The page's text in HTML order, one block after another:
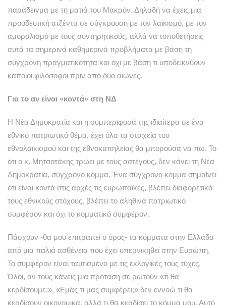
παράδειγμα με τη ματιά του Μακρόν. Δηλαδή να έχεις μια
προοδευτική ατζέντα σε σύγκρουση με τον λαϊκισμό, με τον
αμοραλισμό με τους συντηρητικούς, αλλά να τοποθετήσεις
αυτά τα σημερινά καθημερινά προβλήματα με βάση τη
σύγχρονη πραγματικότητα και όχι με βάση τι υποδεικνύουν
κάποιοι φιλόσοφοι πριν από δύο αιώνες.
Για το αν είναι «κοντά» στη ΝΔ
Η Νέα Δημοκρατία και η συμπεριφορά της ιδιαίτερα σε ένα
εθνικό πατριωτικό θέμα, έχει όλα τα στοιχεία του
εθνολαϊκισμού και της εθνοκαπηλείας θα μπορούσα να πω. Το
ότι ο κ. Μητσοτάκης τρώει με τους αστέγους, δεν κάνει τη Νέα
Δημοκρατία, σύγχρονο κόμμα. Ένα σύγχρονο κόμμα σημαίνει
ότι είναι κοντά στις αρχές τις ευρωπαϊκές, βλέπει διαφορετικά
τους εθνικούς στόχους, βλέπει το αληθινά πατριωτικό
συμφέρον και όχι το κομματικό συμφέρον.
Πάσχουν -θα μου επιτραπεί ο όρος- τα κόμματα στην Ελλάδα
από μια παλιά ασθένεια που έχει υπερνικηθεί στην Ευρώπη.
Το συμφέρον είναι ταυτισμένο με τις εκλογικές τους τύχες.
Όλοι, αν τους κάνεις μια πρόταση σε ρωτούν «τι θα
κερδίσουμε;», «Εμάς τι μας συμφέρει;» δεν εννοώ τι θα
κερδίσουν οικονομικά, αλλά τι θα κερδίσει το κόμμα μου. Αυτό